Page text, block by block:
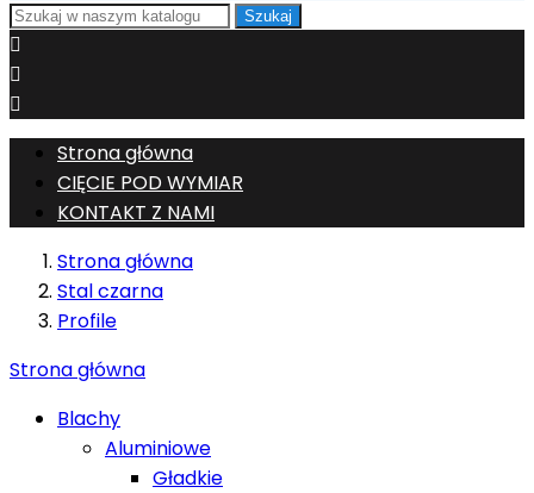
Szukaj



Strona główna
CIĘCIE POD WYMIAR
KONTAKT Z NAMI
Strona główna
Stal czarna
Profile
Strona główna
Blachy
Aluminiowe
Gładkie